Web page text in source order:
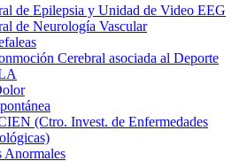
de Epilepsia y Unidad de Video EEG
de Neurología Vascular
Cerebral asociada al Deporte
(Ctro. Invest. de Enfermedades
Anormales